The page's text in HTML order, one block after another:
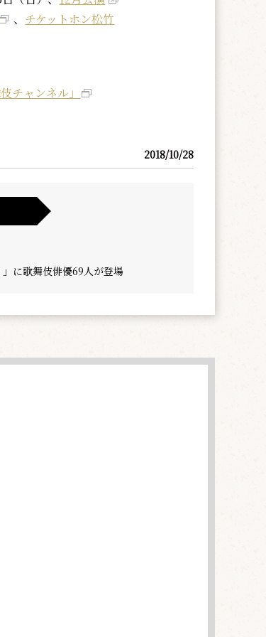
、 チケットホン松竹
伎チャンネル」
2018/10/28
」に歌舞伎俳優69人が登場